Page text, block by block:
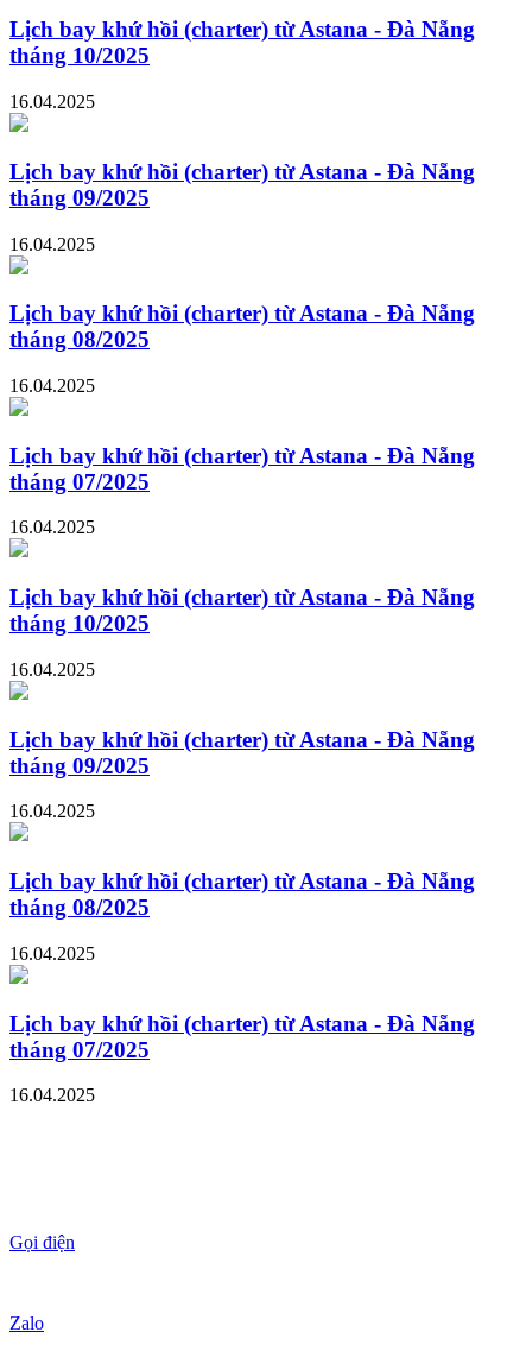
Lịch bay khứ hồi (charter) từ Astana - Đà Nẵng
tháng 10/2025
16.04.2025
Lịch bay khứ hồi (charter) từ Astana - Đà Nẵng
tháng 09/2025
16.04.2025
Lịch bay khứ hồi (charter) từ Astana - Đà Nẵng
tháng 08/2025
16.04.2025
Lịch bay khứ hồi (charter) từ Astana - Đà Nẵng
tháng 07/2025
16.04.2025
Lịch bay khứ hồi (charter) từ Astana - Đà Nẵng
tháng 10/2025
16.04.2025
Lịch bay khứ hồi (charter) từ Astana - Đà Nẵng
tháng 09/2025
16.04.2025
Lịch bay khứ hồi (charter) từ Astana - Đà Nẵng
tháng 08/2025
16.04.2025
Lịch bay khứ hồi (charter) từ Astana - Đà Nẵng
tháng 07/2025
16.04.2025
Gọi điện
Zalo